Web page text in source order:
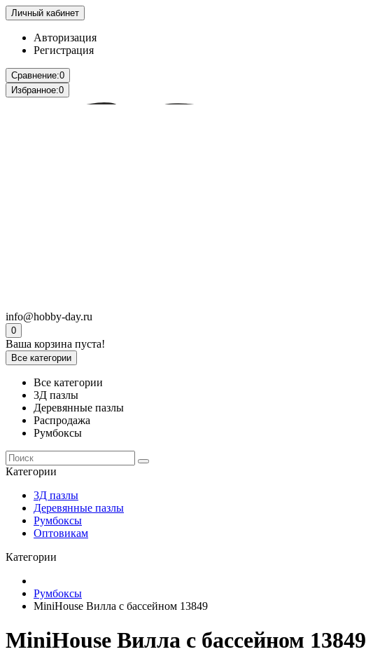
Личный кабинет
Авторизация
Регистрация
Сравнение:0
Избранное:0
info@hobby-day.ru
0
Ваша корзина пуста!
Все категории
Все категории
3Д пазлы
Деревянные пазлы
Распродажа
Румбоксы
Категории
3Д пазлы
Деревянные пазлы
Румбоксы
Оптовикам
Категории
Румбоксы
MiniHouse Вилла с бассейном 13849
MiniHouse Вилла с бассейном 13849